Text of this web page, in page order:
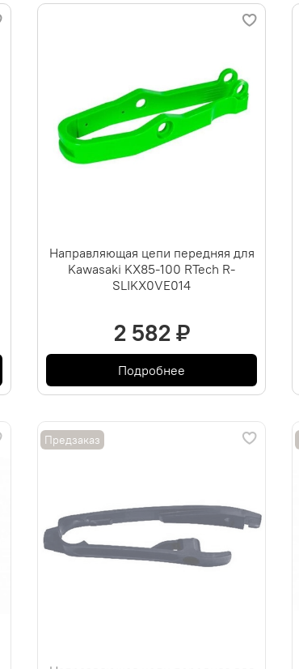
Направляющая цепи передняя для
Kawasaki KX85-100 RTech R-
SLIKX0VE014
2 582 ₽
Подробнее
Предзаказ